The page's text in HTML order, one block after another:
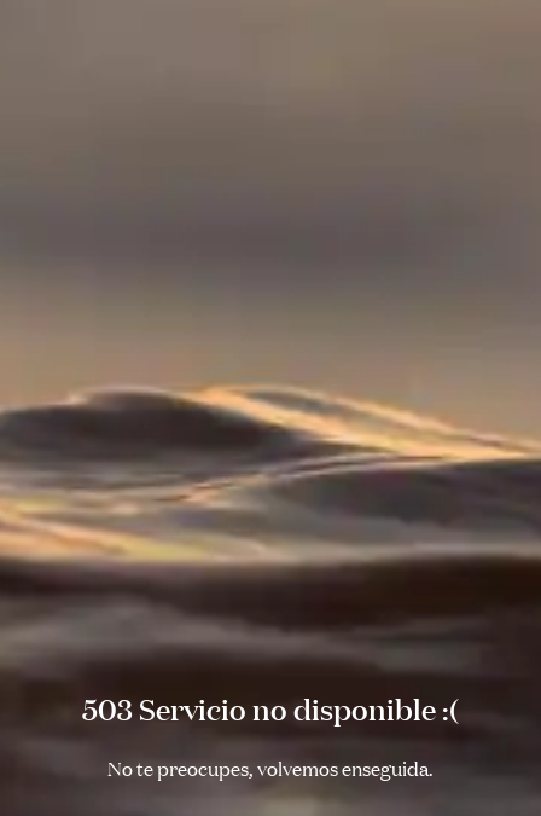
503 Servicio no disponible :(
No te preocupes, volvemos enseguida.